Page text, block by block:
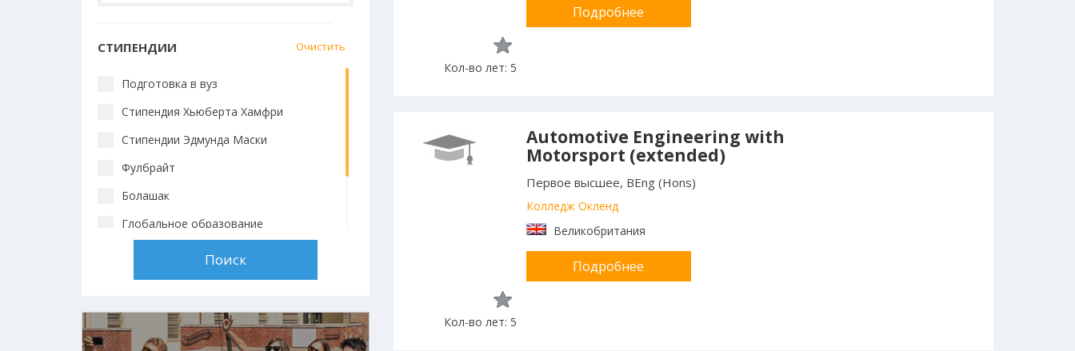
СТИПЕНДИИ Очистить
Подготовка в вуз
Стипендия Хьюберта Хамфри
Стипендии Эдмунда Маски
Фулбрайт
Болашак
Глобальное образование
Стипендии вузов
Подробнее
Кол-во лет: 5
Automotive Engineering with
Motorsport (extended)
Первое высшее, BEng (Hons)
Колледж Окленд
Великобритания
Подробнее
Кол-во лет: 5